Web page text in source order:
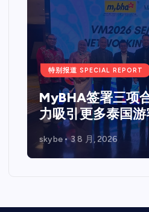
特别报道 SPECIAL REPORT
Web 3.0 + IPO
站圆满落幕国际
马来西亚 共探
与企业未来发展
skybe 7 7 月, 2026